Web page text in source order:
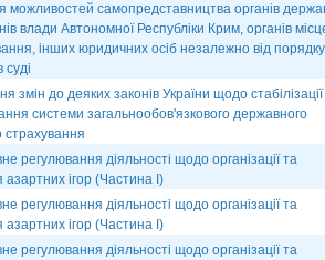
можливостей самопредставництва органів
влади Автономної Республіки Крим, органів
інших юридичних осіб незалежно від порядку
змін до деяких законів України щодо стабілізації
системи загальнообов'язкового державного
страхування
регулювання діяльності щодо організації та
ігор (Частина І)
регулювання діяльності щодо організації та
ігор (Частина І)
регулювання діяльності щодо організації та